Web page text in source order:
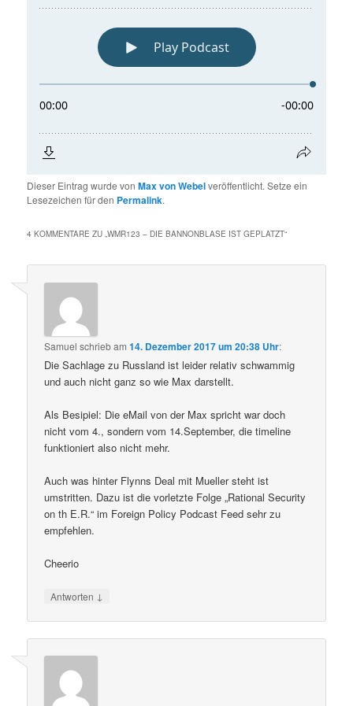
Dieser Eintrag wurde vonMax von Webelveröffentlicht. Setze ein
Lesezeichen für den Permalink.
4 KOMMENTARE ZU „WMR123 – DIE BANNONBLASE IST GEPLATZT“
Samuel schriebam14. Dezember 2017 um 20:38 Uhr:
Die Sachlage zu Russland ist leider relativ schwammig
und auch nicht ganz so wie Max darstellt.
Als Besipiel: Die eMail von der Max spricht war doch
nicht vom 4., sondern vom 14.September, die timeline
funktioniert also nicht mehr.
Auch was hinter Flynns Deal mit Mueller steht ist
umstritten. Dazu ist die vorletzte Folge „Rational Security
on th E.R.“ im Foreign Policy Podcast Feed sehr zu
empfehlen.
Cheerio
Antworten ↓